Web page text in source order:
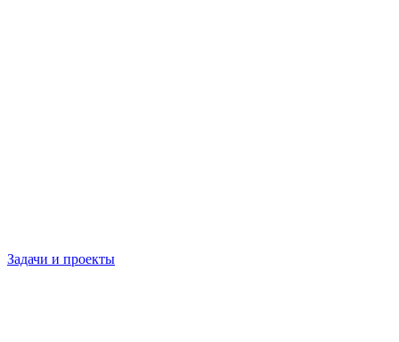
Задачи и проекты